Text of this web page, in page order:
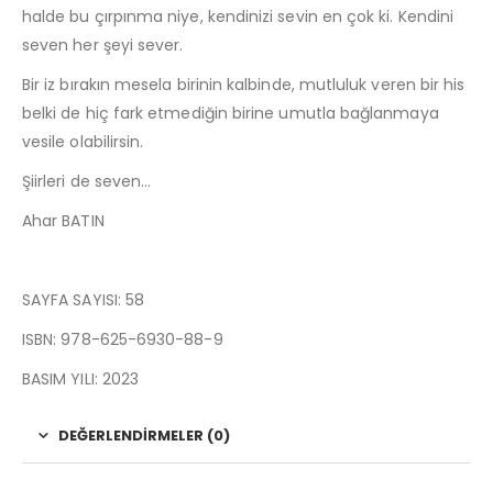
halde bu çırpınma niye, kendinizi sevin en çok ki. Kendini
seven her şeyi sever.
Bir iz bırakın mesela birinin kalbinde, mutluluk veren bir his
belki de hiç fark etmediğin birine umutla bağlanmaya
vesile olabilirsin.
Şiirleri de seven…
Ahar BATIN
SAYFA SAYISI: 58
ISBN: 978-625-6930-88-9
BASIM YILI: 2023
DEĞERLENDIRMELER (0)